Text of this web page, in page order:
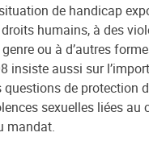
de handicap
humains, à des
ou à d’autres
insiste aussi sur
de protection
sexuelles liées
mandat.